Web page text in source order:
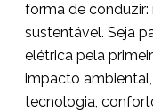
forma de conduzir:
sustentável. Seja
elétrica pela
impacto
tecnologia,